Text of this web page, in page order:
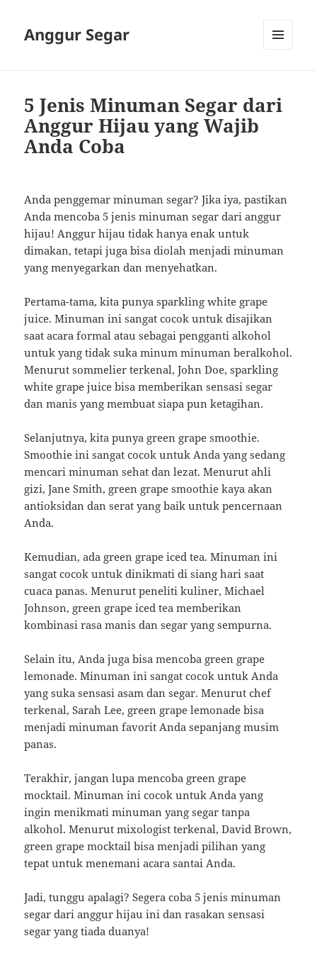
Anggur Segar
5 Jenis Minuman Segar dari
Anggur Hijau yang Wajib
Anda Coba
Anda penggemar minuman segar? Jika iya, pastikan
Anda mencoba 5 jenis minuman segar dari anggur
hijau! Anggur hijau tidak hanya enak untuk
dimakan, tetapi juga bisa diolah menjadi minuman
yang menyegarkan dan menyehatkan.
Pertama-tama, kita punya sparkling white grape
juice. Minuman ini sangat cocok untuk disajikan
saat acara formal atau sebagai pengganti alkohol
untuk yang tidak suka minum minuman beralkohol.
Menurut sommelier terkenal, John Doe, sparkling
white grape juice bisa memberikan sensasi segar
dan manis yang membuat siapa pun ketagihan.
Selanjutnya, kita punya green grape smoothie.
Smoothie ini sangat cocok untuk Anda yang sedang
mencari minuman sehat dan lezat. Menurut ahli
gizi, Jane Smith, green grape smoothie kaya akan
antioksidan dan serat yang baik untuk pencernaan
Anda.
Kemudian, ada green grape iced tea. Minuman ini
sangat cocok untuk dinikmati di siang hari saat
cuaca panas. Menurut peneliti kuliner, Michael
Johnson, green grape iced tea memberikan
kombinasi rasa manis dan segar yang sempurna.
Selain itu, Anda juga bisa mencoba green grape
lemonade. Minuman ini sangat cocok untuk Anda
yang suka sensasi asam dan segar. Menurut chef
terkenal, Sarah Lee, green grape lemonade bisa
menjadi minuman favorit Anda sepanjang musim
panas.
Terakhir, jangan lupa mencoba green grape
mocktail. Minuman ini cocok untuk Anda yang
ingin menikmati minuman yang segar tanpa
alkohol. Menurut mixologist terkenal, David Brown,
green grape mocktail bisa menjadi pilihan yang
tepat untuk menemani acara santai Anda.
Jadi, tunggu apalagi? Segera coba 5 jenis minuman
segar dari anggur hijau ini dan rasakan sensasi
segar yang tiada duanya!